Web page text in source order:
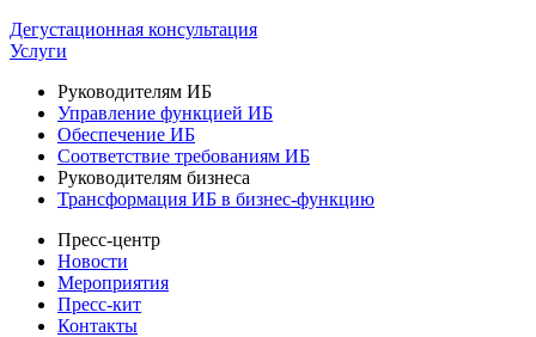
Дегустационная консультация
Услуги
Руководителям ИБ
Управление функцией ИБ
Обеспечение ИБ
Соответствие требованиям ИБ
Руководителям бизнеса
Трансформация ИБ в бизнес-функцию
Пресс-центр
Новости
Мероприятия
Пресс-кит
Контакты